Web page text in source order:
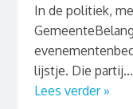
In de politiek,
lijstje. Die partij...
Lees verder »